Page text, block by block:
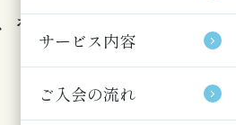
サービス内容
ご入会の流れ
サービス内容
ご入会の流れ
ポジティブ